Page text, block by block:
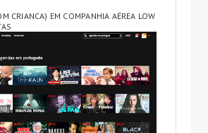
CRIANCA) EM COMPANHIA AÉREA LOW